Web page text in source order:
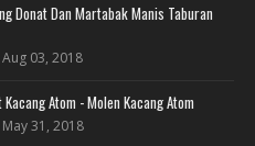
Donat Dan Martabak Manis Taburan
Aug 03, 2018
Atom - Molen Kacang Atom
May 31, 2018